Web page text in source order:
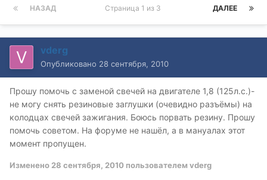
НАЗАД ДАЛЕЕ
Страница 1 из 3
vderg
Опубликовано 28 сентября, 2010
Прошу помочь с заменой свечей на двигателе 1,8 (125л.с.)-
не могу снять резиновые заглушки (очевидно разъёмы) на
колодцах свечей зажигания. Боюсь порвать резину. Прошу
помочь советом. На форуме не нашёл, а в мануалах этот
момент пропущен.
Изменено 28 сентября, 2010 пользователем vderg